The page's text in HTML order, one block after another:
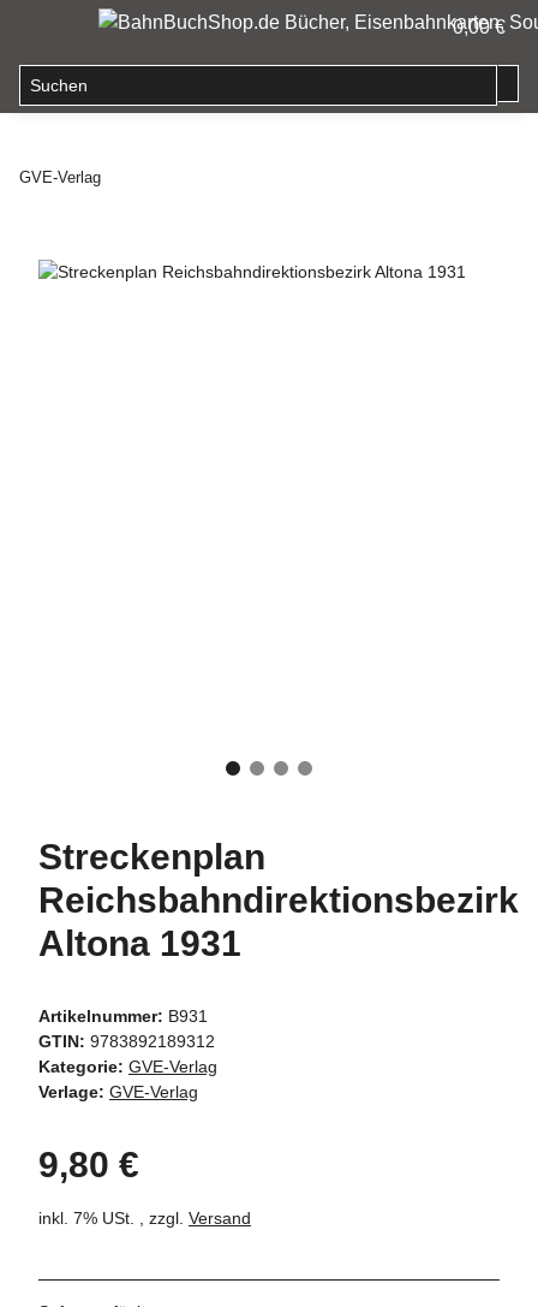
0,00 €
GVE-Verlag
Streckenplan
Reichsbahndirektionsbezirk
Altona 1931
Artikelnummer: B931
GTIN: 9783892189312
Kategorie: GVE-Verlag
Verlage: GVE-Verlag
9,80 €
inkl. 7% USt. , zzgl. Versand